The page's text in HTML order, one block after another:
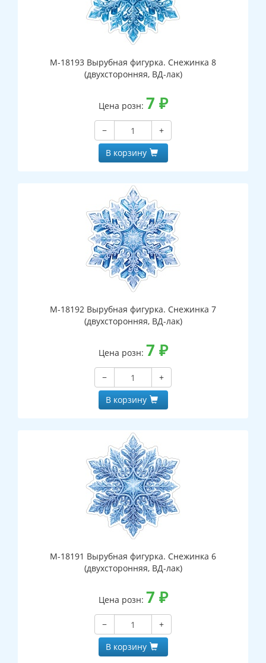
М-18193 Вырубная фигурка. Снежинка 8
(двухсторонняя, ВД-лак)
Цена розн: 7 ₽
−
+
В корзину
М-18192 Вырубная фигурка. Снежинка 7
(двухсторонняя, ВД-лак)
Цена розн: 7 ₽
−
+
В корзину
М-18191 Вырубная фигурка. Снежинка 6
(двухсторонняя, ВД-лак)
Цена розн: 7 ₽
−
+
В корзину